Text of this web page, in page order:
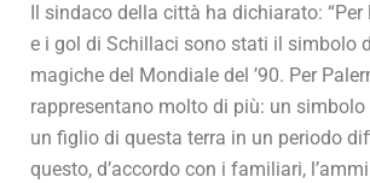
Il sindaco della città ha dichiarato: “Per
e i gol di Schillaci sono stati il simbolo
magiche del Mondiale del ’90. Per
rappresentano molto di più: un
un figlio di questa terra in un periodo
questo, d’accordo con i familiari,